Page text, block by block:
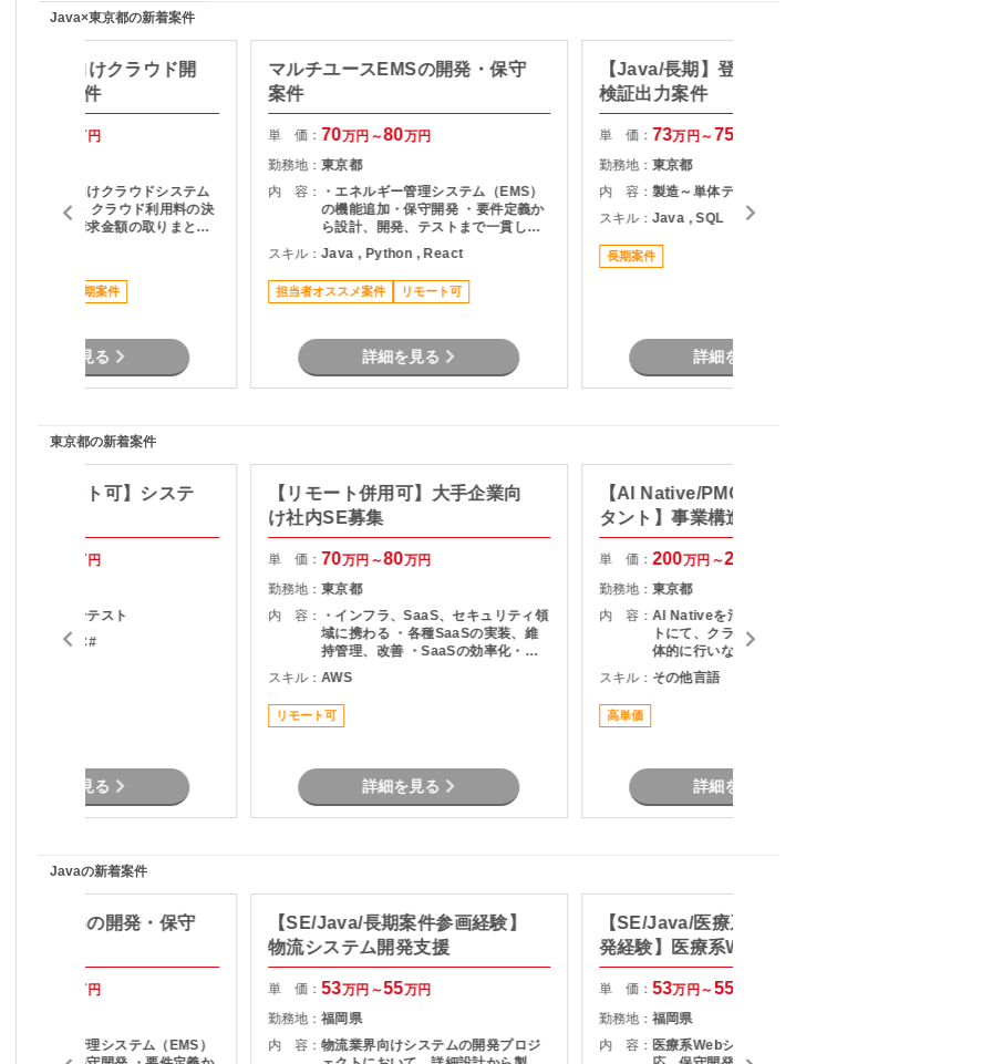
Java×東京都の新着案件
自動車向けクラウド開
用推進案件
万円
自動車業界向けクラウドシステム
設計・開発 ・クラウド利用料の決
対応および請求金額の取りまとめ
ッチアップ対応 ・本番環境調査お
びデータ取得依頼対応 ・本番デー
ダーまたはサブリーダーとしての
長期案件
詳細を見る
マルチユースEMSの開発・保守
案件
単 価： 70万円～80万円
勤務地：東京都
内 容：
・エネルギー管理システム（EMS）
の機能追加・保守開発 ・要件定義か
ら設計、開発、テストまで一貫して
担当 ・API仕様書を基にしたDB設
計・ロジック設計 ・設計書作成およ
び各種レビュー対応 ・プロジェクト
管理支援（進捗・課題管理、関係者
スキル：Java , Python , React
担当者オススメ案件 リモート可
詳細を見る
【Java/長期】登録状況管理・車
検証出力案件
単 価： 73万円～75
勤務地： 東京都
内 容： 製造～単体テスト 設計書の修正
スキル： Java , SQL
長期案件
詳細を見る
東京都の新着案件
リモート可】システ
万円
本設計～総合テスト
, .NET , C#
詳細を見る
【リモート併用可】大手企業向
け社内SE募集
単 価： 70万円～80万円
勤務地：東京都
内 容：
・インフラ、SaaS、セキュリティ領
域に携わる ・各種SaaSの実装、維
持管理、改善 ・SaaSの効率化・高
度化のためのエンジニアリング ・
SaaSのシステム課題・障害に対する
対策の計画と実装 ・社内NWやオン
プレサーバの運用保守 ・拠点のネッ
スキル：AWS
リモート可
詳細を見る
【AI Native/PMO/戦略コンサル
タント】事業構造改革コンサル
単 価： 200万円～250
勤務地： 東京都
内 容： AI Nativeを活用した改革プロジェク
トにて、クライアントとの折衝を主
体的に行いながら、社内外の関係者
をリードし、論点設計・課題構造化
を通じてタスクや意思決定を推進い
ただくPMO／戦略コンサルタントポ
スキル： その他言語
高単価
詳細を見る
Javaの新着案件
ースEMSの開発・保守
万円
エネルギー管理システム（EMS）
【SE/Java/長期案件参画経験】
物流システム開発支援
単 価：53万円～55万円
勤務地：福岡県
内 容：物流業界向けシステムの開発プロジ
【SE/Java/医療系システムの開
発経験】医療系Webシステム保
守・運用支援
単 価： 53万円～55
勤務地： 福岡県
内 容： 医療系Webシステムの仕様変更対